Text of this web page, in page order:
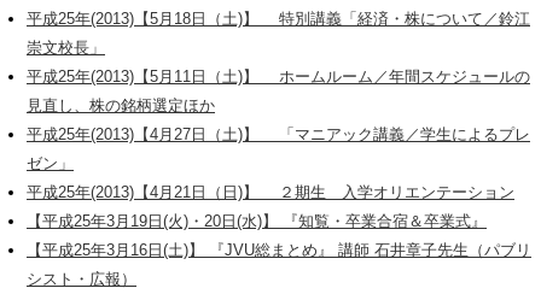
平成25年(2013)【5月18日（土)】 特別講義「経済・株について／鈴江
崇文校長」
平成25年(2013)【5月11日（土)】 ホームルーム／年間スケジュールの
見直し、株の銘柄選定ほか
平成25年(2013)【4月27日（土)】 「マニアック講義／学生によるプレ
ゼン」
平成25年(2013)【4月21日（日)】 ２期生 入学オリエンテーション
【平成25年3月19日(火)・20日(水)】 『知覧・卒業合宿＆卒業式』
【平成25年3月16日(土)】 『JVU総まとめ』 講師 石井章子先生（パブリ
シスト・広報）